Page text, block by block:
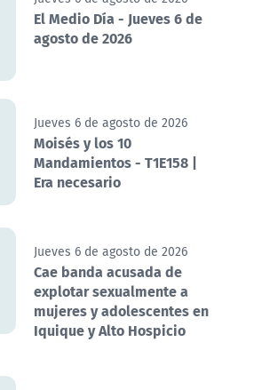
El Medio Día - Jueves 6 de
agosto de 2026
Jueves 6 de agosto de 2026
Moisés y los 10
Mandamientos - T1E158 |
Era necesario
Jueves 6 de agosto de 2026
Cae banda acusada de
explotar sexualmente a
mujeres y adolescentes en
Iquique y Alto Hospicio